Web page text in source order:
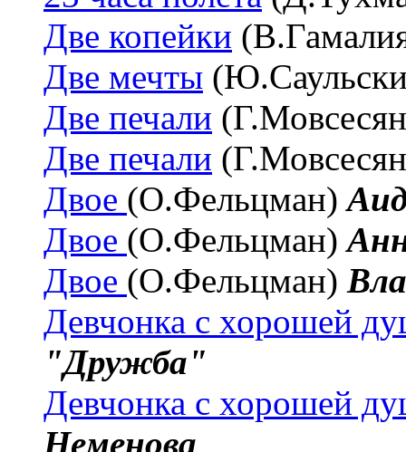
Две копейки
Две мечты
Две печали
Две печали
Двое (О.Фельцман)
Двое (О.Фельцман)
Двое (О.Фельцман)
Девчонка с хорошей
"Дружба"
Девчонка с хорошей
Неменова